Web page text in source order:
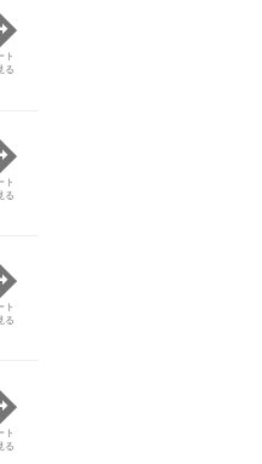
ト
る
ト
る
ト
る
ト
る